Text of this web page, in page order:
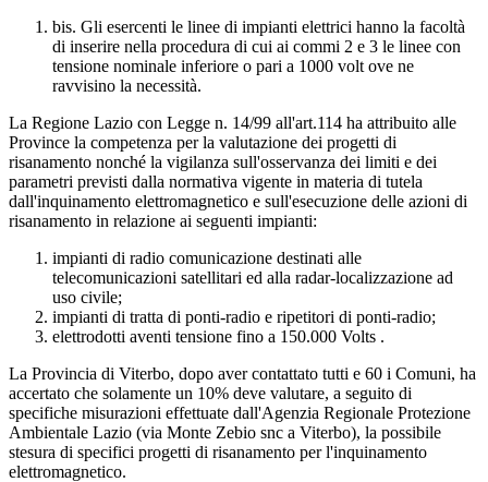
bis. Gli esercenti le linee di impianti elettrici hanno la facoltà
di inserire nella procedura di cui ai commi 2 e 3 le linee con
tensione nominale inferiore o pari a 1000 volt ove ne
ravvisino la necessità.
La Regione Lazio con Legge n. 14/99 all'art.114 ha attribuito alle
Province la competenza per la valutazione dei progetti di
risanamento nonché la vigilanza sull'osservanza dei limiti e dei
parametri previsti dalla normativa vigente in materia di tutela
dall'inquinamento elettromagnetico e sull'esecuzione delle azioni di
risanamento in relazione ai seguenti impianti:
impianti di radio comunicazione destinati alle
telecomunicazioni satellitari ed alla radar-localizzazione ad
uso civile;
impianti di tratta di ponti-radio e ripetitori di ponti-radio;
elettrodotti aventi tensione fino a 150.000 Volts .
La Provincia di Viterbo, dopo aver contattato tutti e 60 i Comuni, ha
accertato che solamente un 10% deve valutare, a seguito di
specifiche misurazioni effettuate dall'Agenzia Regionale Protezione
Ambientale Lazio (via Monte Zebio snc a Viterbo), la possibile
stesura di specifici progetti di risanamento per l'inquinamento
elettromagnetico.